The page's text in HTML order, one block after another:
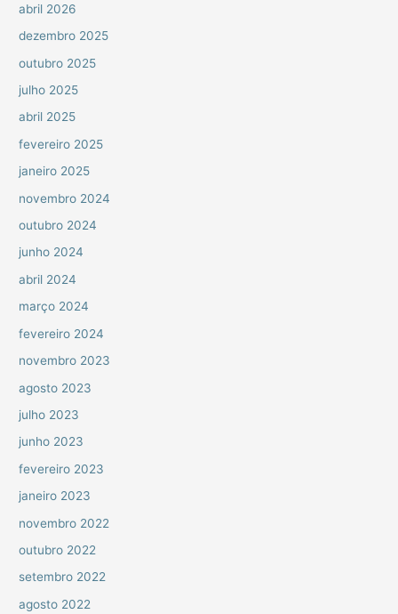
abril 2026
dezembro 2025
outubro 2025
julho 2025
abril 2025
fevereiro 2025
janeiro 2025
novembro 2024
outubro 2024
junho 2024
abril 2024
março 2024
fevereiro 2024
novembro 2023
agosto 2023
julho 2023
junho 2023
fevereiro 2023
janeiro 2023
novembro 2022
outubro 2022
setembro 2022
agosto 2022